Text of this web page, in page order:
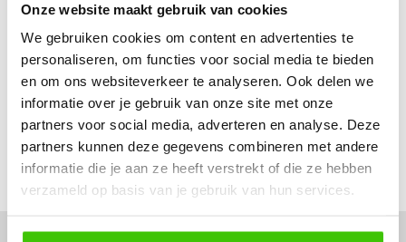
Onze website maakt gebruik van cookies
We gebruiken cookies om content en advertenties te
personaliseren, om functies voor social media te bieden
en om ons websiteverkeer te analyseren. Ook delen we
informatie over je gebruik van onze site met onze
partners voor social media, adverteren en analyse. Deze
partners kunnen deze gegevens combineren met andere
informatie die je aan ze heeft verstrekt of die ze hebben
verzameld op basis van je gebruik van hun services.
Productomschrijving
Specificaties
Reviews
Delen